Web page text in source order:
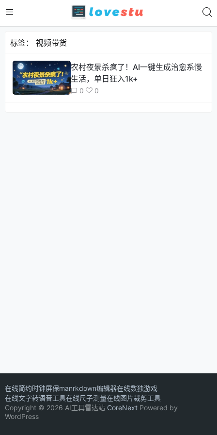
标签： 视频带货
农村夜景杀疯了！AI一键生成治愈系慢
生活，单日狂入1k+
0 0
在线简约时钟屏保manrkdown编辑器在线数独游戏
在线文字转语音工具在线尺子测量在线图片裁剪工具
Copyright © 2026 AI工具雷达站 CoreNext Powered by
WordPress